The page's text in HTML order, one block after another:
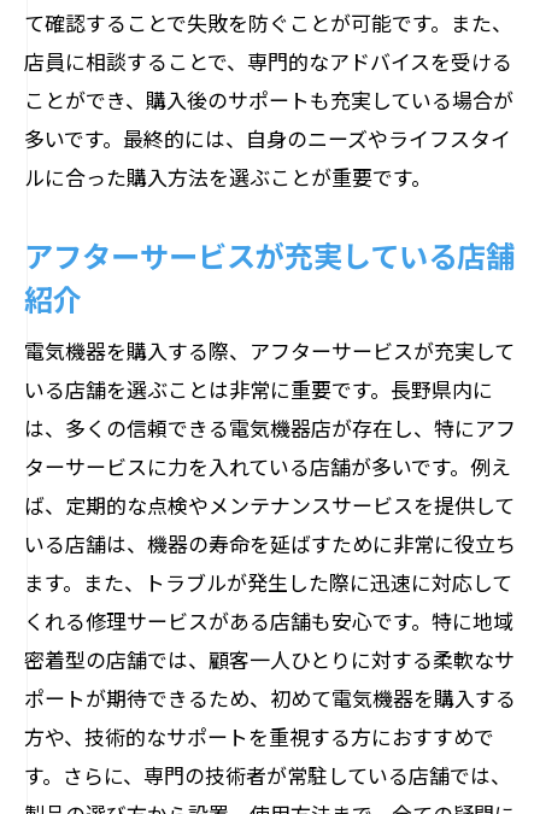
て確認することで失敗を防ぐことが可能です。また、
店員に相談することで、専門的なアドバイスを受ける
ことができ、購入後のサポートも充実している場合が
多いです。最終的には、自身のニーズやライフスタイ
ルに合った購入方法を選ぶことが重要です。
アフターサービスが充実している店舗
紹介
電気機器を購入する際、アフターサービスが充実して
いる店舗を選ぶことは非常に重要です。長野県内に
は、多くの信頼できる電気機器店が存在し、特にアフ
ターサービスに力を入れている店舗が多いです。例え
ば、定期的な点検やメンテナンスサービスを提供して
いる店舗は、機器の寿命を延ばすために非常に役立ち
ます。また、トラブルが発生した際に迅速に対応して
くれる修理サービスがある店舗も安心です。特に地域
密着型の店舗では、顧客一人ひとりに対する柔軟なサ
ポートが期待できるため、初めて電気機器を購入する
方や、技術的なサポートを重視する方におすすめで
す。さらに、専門の技術者が常駐している店舗では、